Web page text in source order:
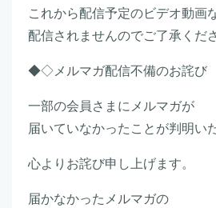
これから配信予定のビデオ動画
配信されませんのでご了承くだ
◆◇メルマガ配信不備のお詫び
一部の会員さまにメルマガが
届いていなかったことが判明い
心よりお詫び申し上げます。
届かなかったメルマガの